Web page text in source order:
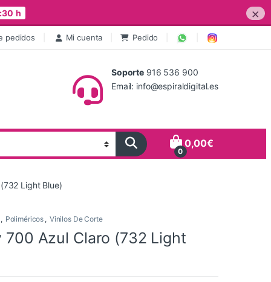
h ×
pedidos Mi cuenta Pedido
Soporte 916 536 900
Email: info@espiraldigital.es
0
0,00€
Light Blue)
, Poliméricos , Vinilos De Corte
700 Azul Claro (732 Light